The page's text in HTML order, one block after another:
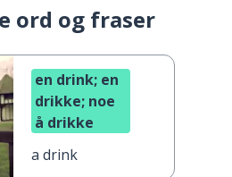
ord og fraser
en drink; en
drikke; noe
å drikke
a drink